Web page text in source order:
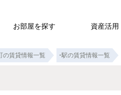
お部屋を探す 資産活用
の賃貸情報一覧 -駅の賃貸情報一覧